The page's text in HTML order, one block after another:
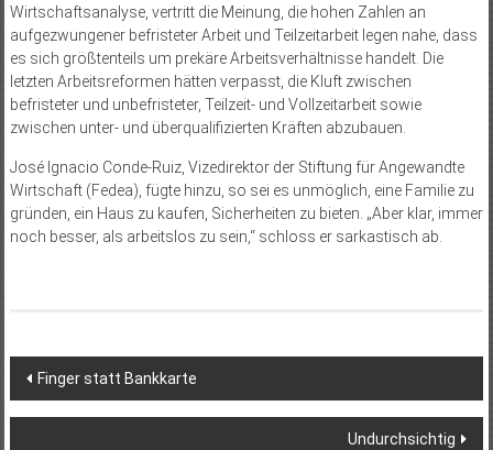
Wirtschaftsanalyse, vertritt die Meinung, die hohen Zahlen an
aufgezwungener befristeter Arbeit und Teilzeitarbeit legen nahe, dass
es sich größtenteils um prekäre Arbeitsverhältnisse handelt. Die
letzten Arbeitsreformen hätten verpasst, die Kluft zwischen
befristeter und unbefristeter, Teilzeit- und Vollzeitarbeit sowie
zwischen unter- und überqualifizierten Kräften abzubauen.
José Ignacio Conde-Ruiz, Vizedirektor der Stiftung für Angewandte
Wirtschaft (Fedea), fügte hinzu, so sei es unmöglich, eine Familie zu
gründen, ein Haus zu kaufen, Sicherheiten zu bieten. „Aber klar, immer
noch besser, als arbeitslos zu sein,“ schloss er sarkastisch ab.
Beitragsnavigation
Finger statt Bankkarte
Undurchsichtig